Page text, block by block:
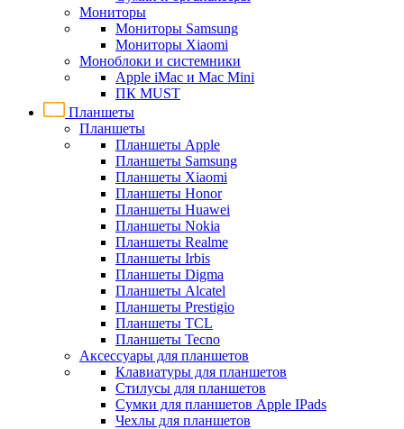
Мониторы
Мониторы Samsung
Мониторы Xiaomi
Моноблоки и системники
Apple iMac и Mac Mini
ПК MUST
Планшеты
Планшеты
Планшеты Apple
Планшеты Samsung
Планшеты Xiaomi
Планшеты Honor
Планшеты Huawei
Планшеты Nokia
Планшеты Realme
Планшеты Irbis
Планшеты Digma
Планшеты Alcatel
Планшеты Prestigio
Планшеты TCL
Планшеты Tecno
Аксессуары для планшетов
Клавиатуры для планшетов
Стилусы для планшетов
Сумки для планшетов Apple IPads
Чехлы для планшетов